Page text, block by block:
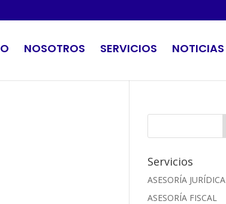
NOSOTROS SERVICIOS NOTICIAS
Servicios
ASESORÍA JURÍDICA
ASESORÍA FISCAL